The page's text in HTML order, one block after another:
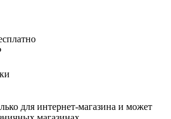
для интернет-магазина и может